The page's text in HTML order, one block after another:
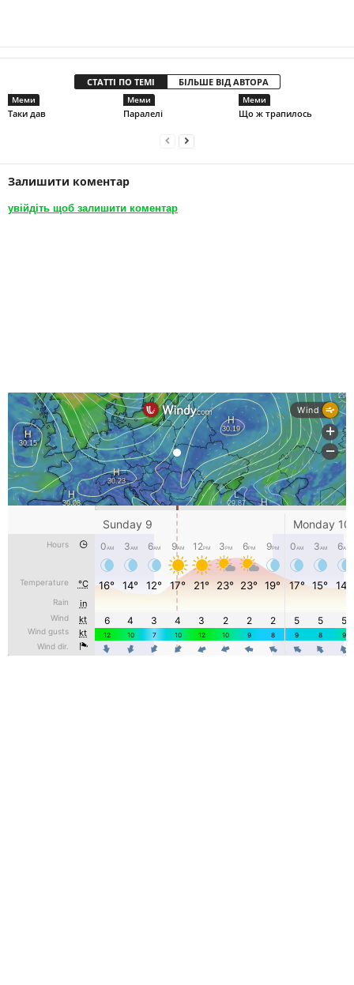
СТАТТІ ПО ТЕМІ БІЛЬШЕ ВІД АВТОРА
Меми
Таки дав
Меми
Паралелі
Меми
Що ж трапилось
Залишити коментар
увійдіть щоб залишити коментар